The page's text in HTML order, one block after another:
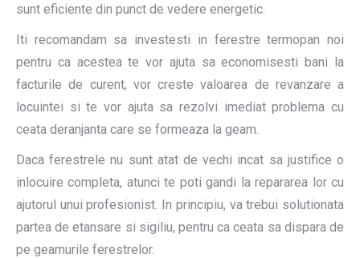
sunt eficiente din punct de vedere energetic.
Iti recomandam sa investesti in ferestre termopan noi
pentru ca acestea te vor ajuta sa economisesti bani la
facturile de curent, vor creste valoarea de revanzare a
locuintei si te vor ajuta sa rezolvi imediat problema cu
ceata deranjanta care se formeaza la geam.
Daca ferestrele nu sunt atat de vechi incat sa justifice o
inlocuire completa, atunci te poti gandi la repararea lor cu
ajutorul unui profesionist. In principiu, va trebui solutionata
partea de etansare si sigiliu, pentru ca ceata sa dispara de
pe geamurile ferestrelor.